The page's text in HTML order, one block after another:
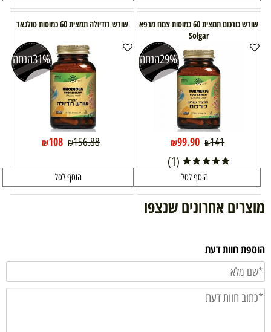
שורש כורכום תמצית 60 כמוסות צמח מרפא
Solgar
29%הנחה
₪141
₪99.90
(1)
הוסף לסל
שורש רודיולה תמצית 60 כמוסות סולגאר
31%הנחה
₪156.88
₪108
הוסף לסל
מוצרים אחרונים שנצפו
הוספת חוות דעת